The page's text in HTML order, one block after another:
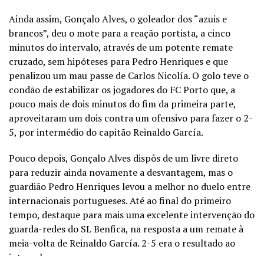
Ainda assim, Gonçalo Alves, o goleador dos “azuis e
brancos”, deu o mote para a reação portista, a cinco
minutos do intervalo, através de um potente remate
cruzado, sem hipóteses para Pedro Henriques e que
penalizou um mau passe de Carlos Nicolía. O golo teve o
condão de estabilizar os jogadores do FC Porto que, a
pouco mais de dois minutos do fim da primeira parte,
aproveitaram um dois contra um ofensivo para fazer o 2-
5, por intermédio do capitão Reinaldo García.
Pouco depois, Gonçalo Alves dispôs de um livre direto
para reduzir ainda novamente a desvantagem, mas o
guardião Pedro Henriques levou a melhor no duelo entre
internacionais portugueses. Até ao final do primeiro
tempo, destaque para mais uma excelente intervenção do
guarda-redes do SL Benfica, na resposta a um remate à
meia-volta de Reinaldo García. 2-5 era o resultado ao